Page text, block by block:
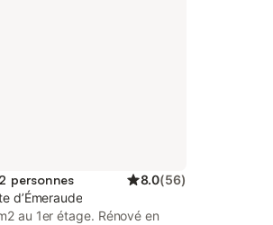
personnes 8.0(56)
d’Émeraude
au 1er étage. Rénové en